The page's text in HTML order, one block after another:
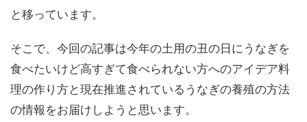
と移っています。
そこで、今回の記事は今年の土用の丑の日にうなぎを
食べたいけど高すぎて食べられない方へのアイデア料
理の作り方と現在推進されているうなぎの養殖の方法
の情報をお届けしようと思います。